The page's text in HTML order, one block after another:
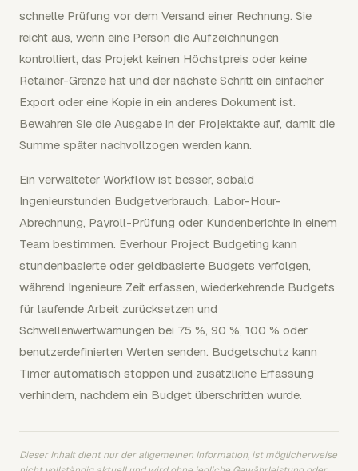
schnelle Prüfung vor dem Versand einer Rechnung. Sie
reicht aus, wenn eine Person die Aufzeichnungen
kontrolliert, das Projekt keinen Höchstpreis oder keine
Retainer-Grenze hat und der nächste Schritt ein einfacher
Export oder eine Kopie in ein anderes Dokument ist.
Bewahren Sie die Ausgabe in der Projektakte auf, damit die
Summe später nachvollzogen werden kann.
Ein verwalteter Workflow ist besser, sobald
Ingenieurstunden Budgetverbrauch, Labor-Hour-
Abrechnung, Payroll-Prüfung oder Kundenberichte in einem
Team bestimmen. Everhour Project Budgeting kann
stundenbasierte oder geldbasierte Budgets verfolgen,
während Ingenieure Zeit erfassen, wiederkehrende Budgets
für laufende Arbeit zurücksetzen und
Schwellenwertwarnungen bei 75 %, 90 %, 100 % oder
benutzerdefinierten Werten senden. Budgetschutz kann
Timer automatisch stoppen und zusätzliche Erfassung
verhindern, nachdem ein Budget überschritten wurde.
Dieser Inhalt dient nur der allgemeinen Information, ist möglicherweise